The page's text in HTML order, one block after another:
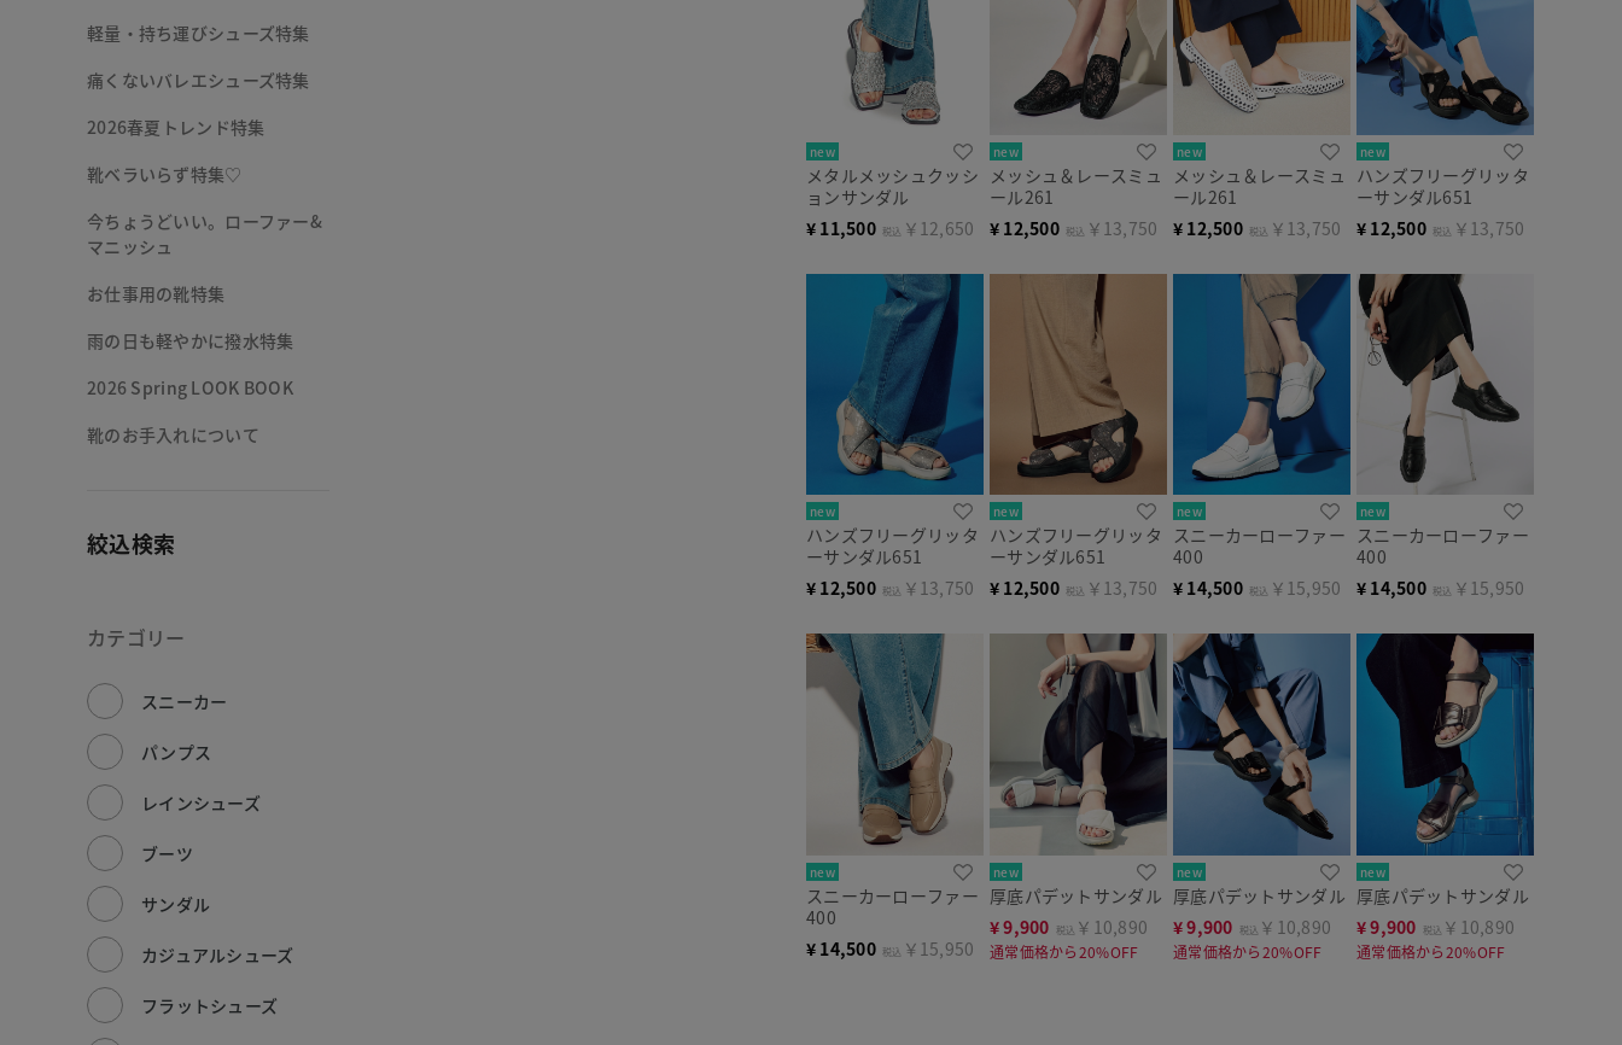
軽量・持ち運びシューズ特集
痛くないバレエシューズ特集
2026春夏トレンド特集
靴ベラいらず特集♡
今ちょうどいい。ローファー&
マニッシュ
お仕事用の靴特集
雨の日も軽やかに撥水特集
2026 Spring LOOK BOOK
靴のお手入れについて
絞込検索
カテゴリー
スニーカー
パンプス
レインシューズ
ブーツ
サンダル
カジュアルシューズ
フラットシューズ
new
メタルメッシュクッシ
ョンサンダル
¥ 11,500 税込 ￥12,650
new
メッシュ＆レースミュ
ール261
¥ 12,500 税込 ￥13,750
new
メッシュ＆レースミュ
ール261
¥ 12,500 税込 ￥13,750
new
ハンズフリーグリッタ
ーサンダル651
¥ 12,500 税込 ￥13,750
new
ハンズフリーグリッタ
ーサンダル651
¥ 12,500 税込 ￥13,750
new
ハンズフリーグリッタ
ーサンダル651
¥ 12,500 税込 ￥13,750
new
スニーカーローファー
400
¥ 14,500 税込 ￥15,950
new
スニーカーローファー
400
¥ 14,500 税込 ￥15,950
new
スニーカーローファー
400
¥ 14,500 税込 ￥15,950
new
厚底パデットサンダル
¥9,900 税込 ￥10,890
通常価格から20%OFF
new
厚底パデットサンダル
¥9,900 税込 ￥10,890
通常価格から20%OFF
new
厚底パデットサンダル
¥9,900 税込 ￥10,890
通常価格から20%OFF